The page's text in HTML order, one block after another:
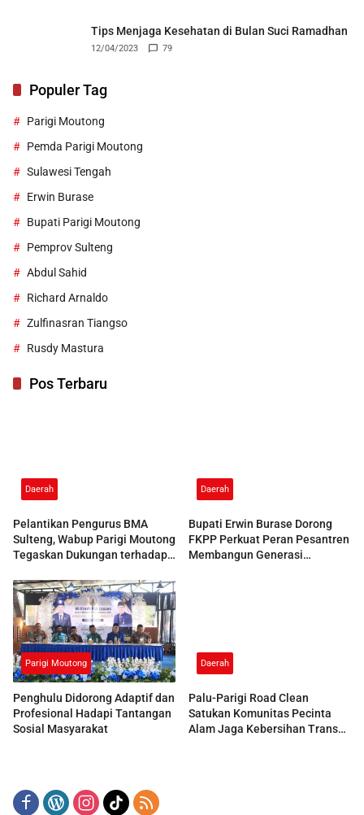
Tips Menjaga Kesehatan di Bulan Suci Ramadhan
12/04/2023 79
Populer Tag
Parigi Moutong
Pemda Parigi Moutong
Sulawesi Tengah
Erwin Burase
Bupati Parigi Moutong
Pemprov Sulteng
Abdul Sahid
Richard Arnaldo
Zulfinasran Tiangso
Rusdy Mastura
Pos Terbaru
Daerah
Pelantikan Pengurus BMA
Sulteng, Wabup Parigi Moutong
Tegaskan Dukungan terhadap
Daerah
Bupati Erwin Burase Dorong
FKPP Perkuat Peran Pesantren
Membangun Generasi
Parigi Moutong
Penghulu Didorong Adaptif dan
Profesional Hadapi Tantangan
Sosial Masyarakat
Daerah
Palu-Parigi Road Clean
Satukan Komunitas Pecinta
Alam Jaga Kebersihan Trans